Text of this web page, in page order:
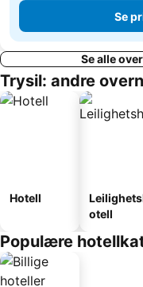
Se
Se alle
Trysil: andre
Hotell
otell
Populære